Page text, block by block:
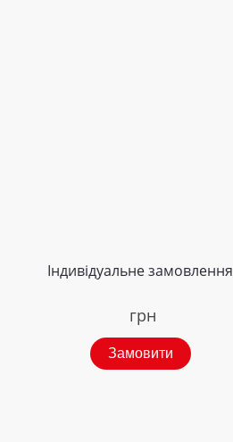
Індивідуальне замовлення
грн
Замовити